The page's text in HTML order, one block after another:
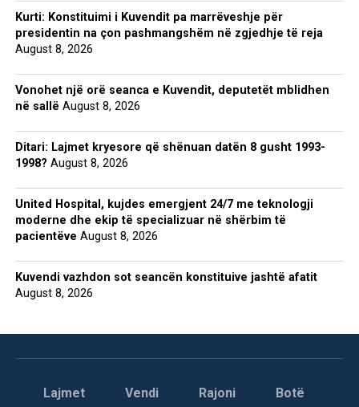
Kurti: Konstituimi i Kuvendit pa marrëveshje për
presidentin na çon pashmangshëm në zgjedhje të reja
August 8, 2026
Vonohet një orë seanca e Kuvendit, deputetët mblidhen
në sallë August 8, 2026
Ditari: Lajmet kryesore që shënuan datën 8 gusht 1993-
1998? August 8, 2026
United Hospital, kujdes emergjent 24/7 me teknologji
moderne dhe ekip të specializuar në shërbim të
pacientëve August 8, 2026
Kuvendi vazhdon sot seancën konstituive jashtë afatit
August 8, 2026
Lajmet Vendi Rajoni Botë